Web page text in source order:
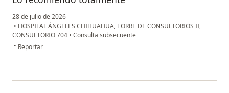
28 de julio de 2026
• HOSPITAL ÁNGELES CHIHUAHUA, TORRE DE CONSULTORIOS II,
CONSULTORIO 704 • Consulta subsecuente
• en opinión del usuario Kbc
Reportar